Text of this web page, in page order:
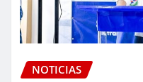
NOTICIAS